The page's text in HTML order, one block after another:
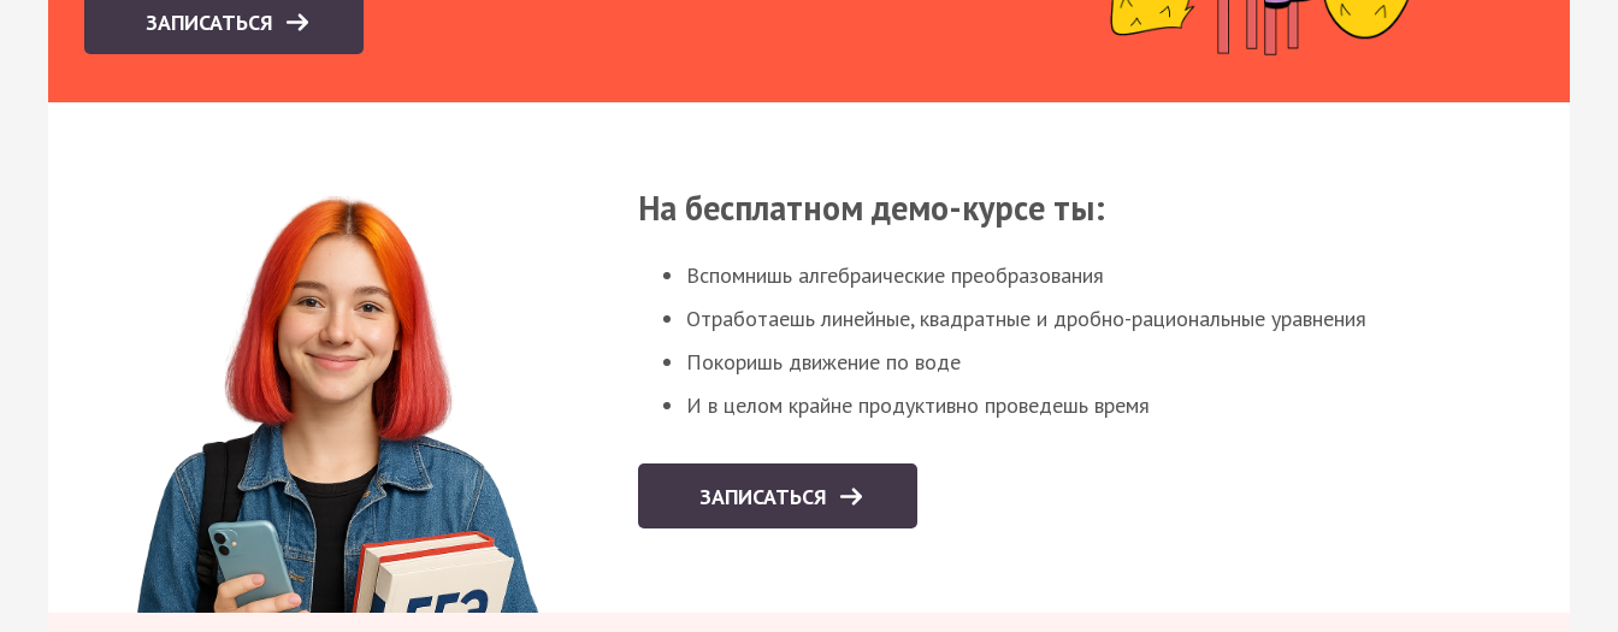
ЗАПИСАТЬСЯ
На бесплатном демо-курсе ты:
Вспомнишь алгебраические преобразования
Отработаешь линейные, квадратные и дробно-рациональные уравнения
Покоришь движение по воде
И в целом крайне продуктивно проведешь время
ЗАПИСАТЬСЯ